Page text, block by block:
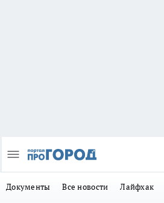
Документы Все новости Лайфхак